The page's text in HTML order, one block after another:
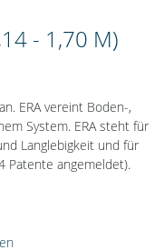
- 1,70 M)
ERA vereint Boden-,
System. ERA steht für
Langlebigkeit und für
Patente angemeldet).